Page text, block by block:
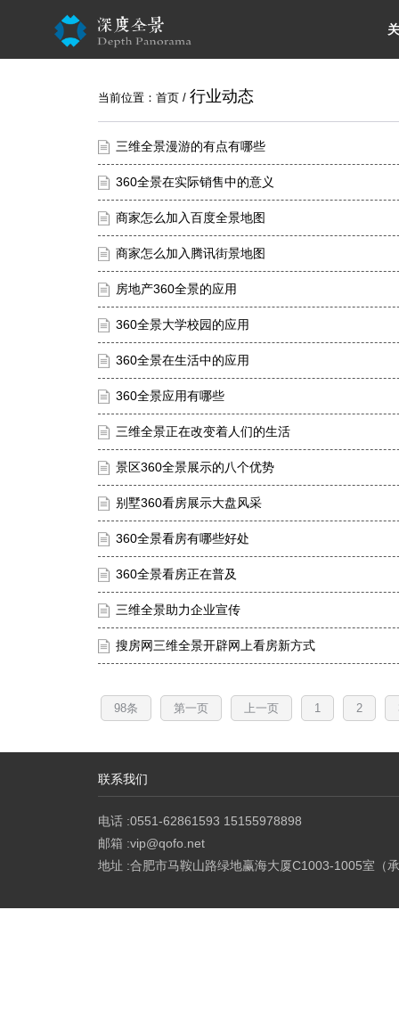
当前位置： 首页 / 行业动态
三维全景漫游的有点有哪些
360全景在实际销售中的意义
商家怎么加入百度全景地图
商家怎么加入腾讯街景地图
房地产360全景的应用
360全景大学校园的应用
360全景在生活中的应用
360全景应用有哪些
三维全景正在改变着人们的生活
景区360全景展示的八个优势
别墅360看房展示大盘风采
360全景看房有哪些好处
360全景看房正在普及
三维全景助力企业宣传
搜房网三维全景开辟网上看房新方式
98条 第一页 上一页 1 2
联系我们
电话 :0551-62861593 15155978898
邮箱 :vip@qofo.net
地址 :合肥市马鞍山路绿地赢海大厦C1003-1005室（